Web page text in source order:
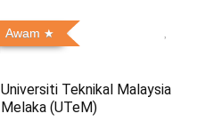
Awam
Universiti Teknikal Malaysia
Melaka (UTeM)